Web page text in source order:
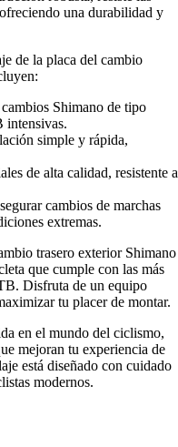
una durabilidad y
de la placa del cambio
Shimano de tipo
intensivas.
simple y rápida,
de alta calidad, resistente a
cambios de marchas
extremas.
trasero exterior Shimano
que cumple con las más
Disfruta de un equipo
tu placer de montar.
en el mundo del ciclismo,
mejoran tu experiencia de
está diseñado con cuidado
modernos.